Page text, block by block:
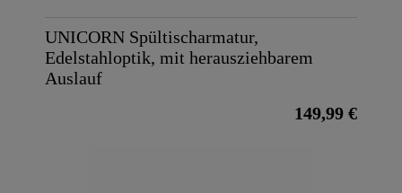
UNICORN Spültischarmatur,
Edelstahloptik, mit herausziehbarem
Auslauf
149,99 €